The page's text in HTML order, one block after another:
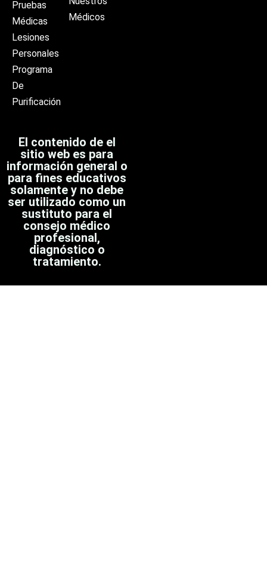
Pruebas
Médicas
Lesiones
Personales
Programa
De
Purificación
Médicos
El contenido de el
sitio web es para
información general o
para fines educativos
solamente y no debe
ser utilizado como un
sustituto para el
consejo médico
profesional,
diagnóstico o
tratamiento.